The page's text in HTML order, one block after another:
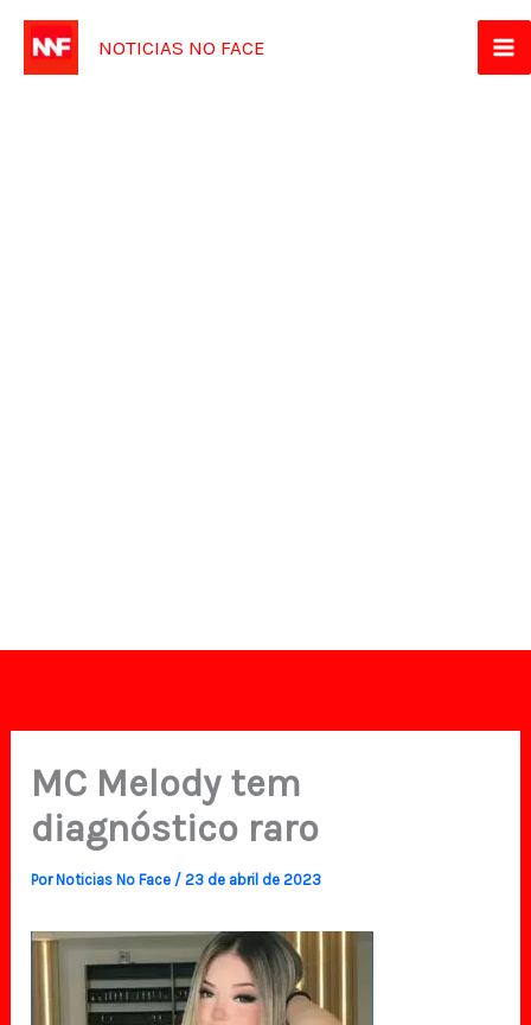
para
NOTICIAS NO FACE
MC Melody tem
diagnóstico raro
PorNoticias No Face /23 de abril de 2023